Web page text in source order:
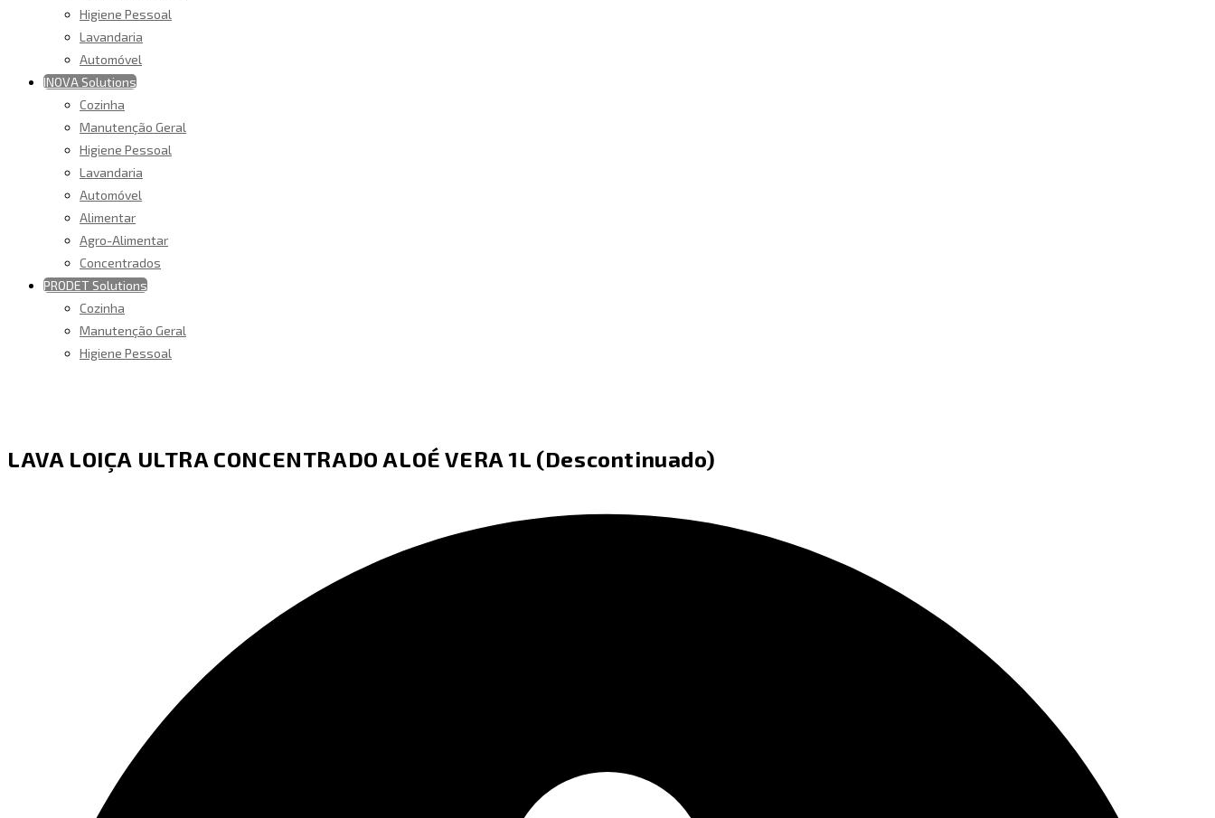
Higiene Pessoal
Lavandaria
Automóvel
INOVA Solutions
Cozinha
Manutenção Geral
Higiene Pessoal
Lavandaria
Automóvel
Alimentar
Agro-Alimentar
Concentrados
PRODET Solutions
Cozinha
Manutenção Geral
Higiene Pessoal
LAVA LOIÇA ULTRA CONCENTRADO ALOÉ VERA 1L (Descontinuado)